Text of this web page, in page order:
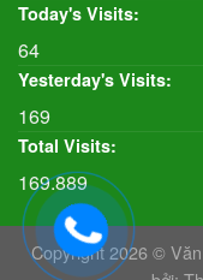
Today's Visits:
64
Yesterday's Visits:
169
Total Visits:
169.889
Copyright 2026 ©